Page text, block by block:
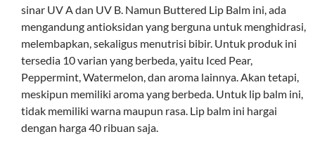
sinar UV A dan UV B. Namun Buttered Lip Balm ini, ada
mengandung antioksidan yang berguna untuk menghidrasi,
melembapkan, sekaligus menutrisi bibir. Untuk produk ini
tersedia 10 varian yang berbeda, yaitu Iced Pear,
Peppermint, Watermelon, dan aroma lainnya. Akan tetapi,
meskipun memiliki aroma yang berbeda. Untuk lip balm ini,
tidak memiliki warna maupun rasa. Lip balm ini hargai
dengan harga 40 ribuan saja.